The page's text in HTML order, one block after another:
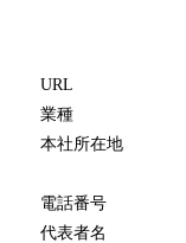
URL
業種
本社所在地
電話番号
代表者名